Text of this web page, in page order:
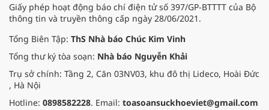
Giấy phép hoạt động báo chí điện tử số 397/GP-BTTTT của Bộ
thông tin và truyền thông cấp ngày 28/06/2021.
Tổng Biên Tập: ThS Nhà báo Chúc Kim Vinh
Tổng thư ký tòa soạn: Nhà báo Nguyễn Khải
Trụ sở chính: Tầng 2, Căn 03NV03, khu đô thị Lideco, Hoài Đức
, Hà Nội
Hotline: 0898582228. Email: toasoansuckhoeviet@gmail.com